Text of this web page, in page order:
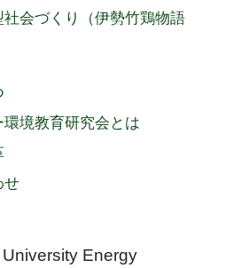
会づくり（伊勢竹鶏物語
環境教育研究会とは
せ
Energy